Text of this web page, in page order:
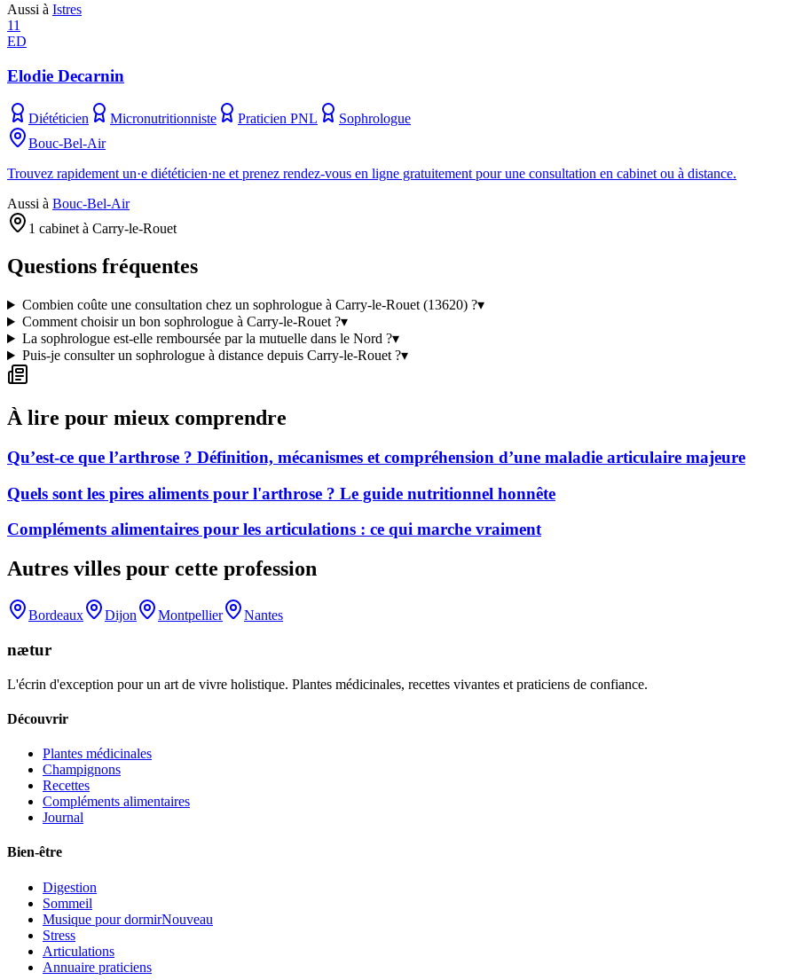
Aussi à Istres
11
ED
Elodie Decarnin
Diététicien Micronutritionniste Praticien PNL
Sophrologue
Bouc-Bel-Air
Trouvez rapidement un·e diététicien·ne et prenez rendez-vous en ligne gratuitement pour une consultation en cabinet ou à distance.
Aussi à Bouc-Bel-Air
1 cabinet à Carry-le-Rouet
Questions fréquentes
Combien coûte une consultation chez un sophrologue à Carry-le-Rouet (13620) ?▾
Comment choisir un bon sophrologue à Carry-le-Rouet ?▾
La sophrologue est-elle remboursée par la mutuelle dans le Nord ?▾
Puis-je consulter un sophrologue à distance depuis Carry-le-Rouet ?▾
À lire pour mieux comprendre
Qu’est-ce que l’arthrose ? Définition, mécanismes et compréhension d’une maladie articulaire majeure
Quels sont les pires aliments pour l'arthrose ? Le guide nutritionnel honnête
Compléments alimentaires pour les articulations : ce qui marche vraiment
Autres villes pour cette profession
Bordeaux Dijon Montpellier Nantes
nætur
L'écrin d'exception pour un art de vivre holistique. Plantes médicinales, recettes vivantes et praticiens de confiance.
Découvrir
Plantes médicinales
Champignons
Recettes
Compléments alimentaires
Journal
Bien-être
Digestion
Sommeil
Musique pour dormirNouveau
Stress
Articulations
Annuaire praticiens